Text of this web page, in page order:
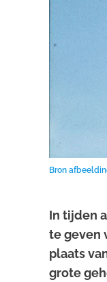
Bron
In tijden
te geven
plaats
grote